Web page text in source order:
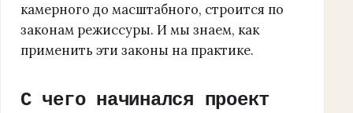
камерного до масштабного, строится по
законам режиссуры. И мы знаем, как
применить эти законы на практике.
С чего начинался проект